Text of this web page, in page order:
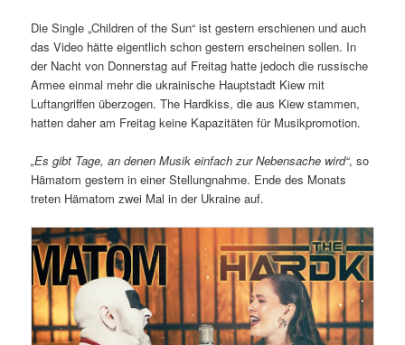
Die Single „Children of the Sun“ ist gestern erschienen und auch
das Video hätte eigentlich schon gestern erscheinen sollen. In
der Nacht von Donnerstag auf Freitag hatte jedoch die russische
Armee einmal mehr die ukrainische Hauptstadt Kiew mit
Luftangriffen überzogen. The Hardkiss, die aus Kiew stammen,
hatten daher am Freitag keine Kapazitäten für Musikpromotion.
„Es gibt Tage, an denen Musik einfach zur Nebensache wird“, so
Hämatom gestern in einer Stellungnahme. Ende des Monats
treten Hämatom zwei Mal in der Ukraine auf.